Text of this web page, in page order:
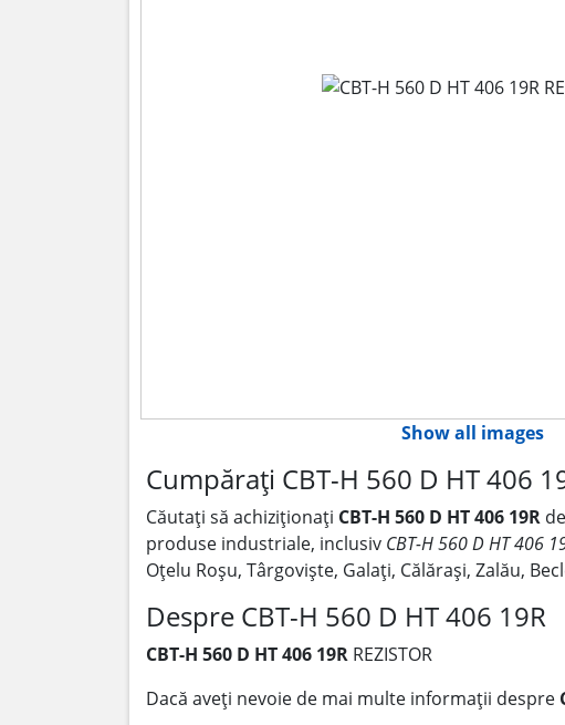
Show all images
Cumpărați CBT-H 560 D HT 406
Căutați să achiziționați CBT-H 560 D HT 406 19R
produse industriale, inclusiv CBT-H 560 D HT 406
Oțelu Roșu, Târgoviște, Galați, Călărași, Zalău,
Despre CBT-H 560 D HT 406 19R
CBT-H 560 D HT 406 19R REZISTOR
Dacă aveți nevoie de mai multe informații despre